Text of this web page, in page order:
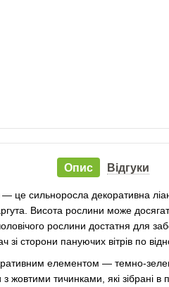
Опис Відгуки
— це сильноросла декоративна
Висота рослини може
рослини достатня для
зі сторони пануючих вітрів по
елементом — темно-
жовтими тичинками, які зібрані в